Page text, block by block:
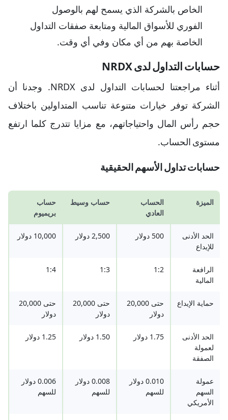
الخاص بالشركة الذي يسمح لهم بالوصول
الفوري للأسواق المالية ومتابعة صفقات التداول
الخاصة بهم من أي مكان وفي أي وقت.
حسابات التداول لدى NRDX
أثناء مراجعتنا لحسابات التداول لدى NRDX. وجدنا أن
الشركة توفر خيارات متنوعة تناسب المتداولين باختلاف
حجم رأس المال واحتياجاتهم، مع مزايا تتدرج كلما ارتفع
مستوى الحساب.
حسابات تداول الأسهم الحقيقية
الميزة
الحساب
العادي
حساب وسيط
حساب
بريميوم
الحد الأدنى
للإيداع
500 دولار 2,500 دولار 10,000 دولار
الرافعة
المالية
1:2
1:3
1:4
حماية الإيداع
حتى 20,000
دولار
حتى 20,000
دولار
حتى 20,000
دولار
الحد الأدنى
لعمولة
الصفقة
1.75 دولار 1.50 دولار 1.25 دولار
عمولة
السهم
الأمريكي
0.010 دولار
للسهم
0.008 دولار
للسهم
0.006 دولار
للسهم